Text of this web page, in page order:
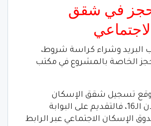
في شقق
البريد وشراء كراسة شروط،
الخاصة بالمشروع في مكتب
تسجيل شقق الإسكان
الاجتماعي الإعلان الـ16، فالتقديم على البوابة
الإسكان الاجتماعي عبر الرابط